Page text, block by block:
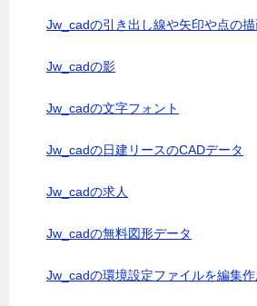
Jw_cadの引き出し線や矢印や点の
Jw_cadの影
Jw_cadの文字フォント
Jw_cadの日建リースのCADデータ
Jw_cadの求人
Jw_cadの無料図形データ
Jw_cadの環境設定ファイルを編集